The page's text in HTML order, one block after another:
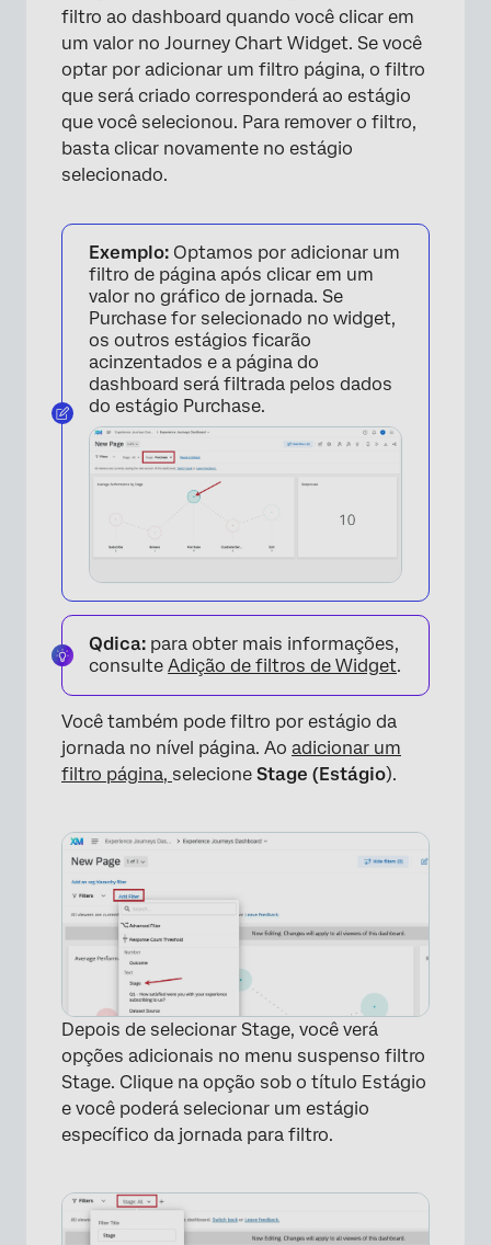
×
filtro ao dashboard quando você clicar em
um valor no Journey Chart Widget. Se você
optar por adicionar um filtro página, o filtro
que será criado corresponderá ao estágio
que você selecionou. Para remover o filtro,
basta clicar novamente no estágio
selecionado.
Exemplo: Optamos por adicionar um
filtro de página após clicar em um
valor no gráfico de jornada. Se
Purchase for selecionado no widget,
os outros estágios ficarão
acinzentados e a página do
dashboard será filtrada pelos dados
do estágio Purchase.
Qdica: para obter mais informações,
consulte Adição de filtros de Widget.
Você também pode filtro por estágio da
jornada no nível página. Ao adicionar um
filtro página, selecione Stage (Estágio).
Depois de selecionar Stage, você verá
opções adicionais no menu suspenso filtro
Stage. Clique na opção sob o título Estágio
e você poderá selecionar um estágio
específico da jornada para filtro.